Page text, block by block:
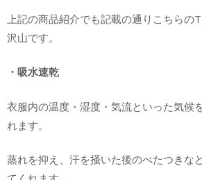
上記の商品紹介でも記載の通りこちらの
沢山です。
・吸水速乾
衣服内の温度・湿度・気流といった気候
れます。
蒸れを抑え、汗を掻いた後のべたつきな